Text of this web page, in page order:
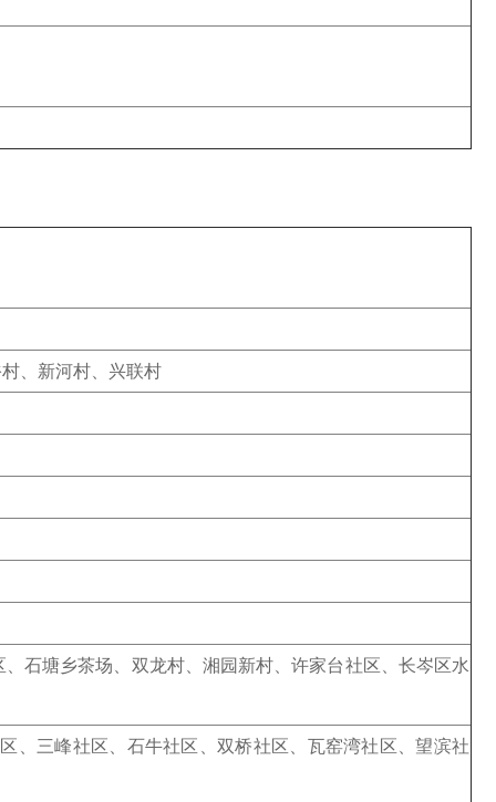
、新河村、兴联村
石塘乡茶场、双龙村、湘园新村、许家台社区、长岑区水
、三峰社区、石牛社区、双桥社区、瓦窑湾社区、望滨社